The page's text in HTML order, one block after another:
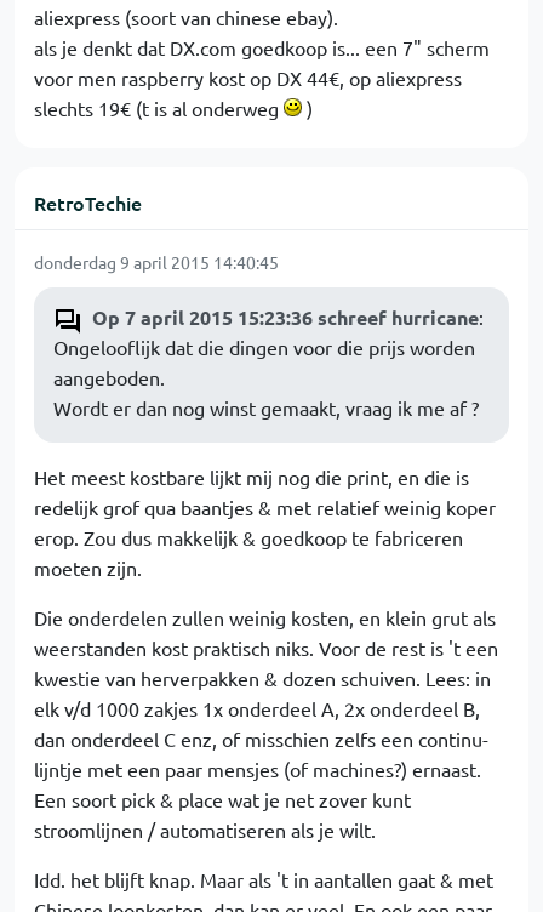
aliexpress (soort van chinese ebay).
als je denkt dat DX.com goedkoop is... een 7" scherm
voor men raspberry kost op DX 44€, op aliexpress
slechts 19€ (t is al onderweg
)
RetroTechie
donderdag 9 april 2015 14:40:45
Op 7 april 2015 15:23:36 schreef hurricane:
Ongelooflijk dat die dingen voor die prijs worden
aangeboden.
Wordt er dan nog winst gemaakt, vraag ik me af ?
Het meest kostbare lijkt mij nog die print, en die is
redelijk grof qua baantjes & met relatief weinig koper
erop. Zou dus makkelijk & goedkoop te fabriceren
moeten zijn.
Die onderdelen zullen weinig kosten, en klein grut als
weerstanden kost praktisch niks. Voor de rest is 't een
kwestie van herverpakken & dozen schuiven. Lees: in
elk v/d 1000 zakjes 1x onderdeel A, 2x onderdeel B,
dan onderdeel C enz, of misschien zelfs een continu-
lijntje met een paar mensjes (of machines?) ernaast.
Een soort pick & place wat je net zover kunt
stroomlijnen / automatiseren als je wilt.
Idd. het blijft knap. Maar als 't in aantallen gaat & met